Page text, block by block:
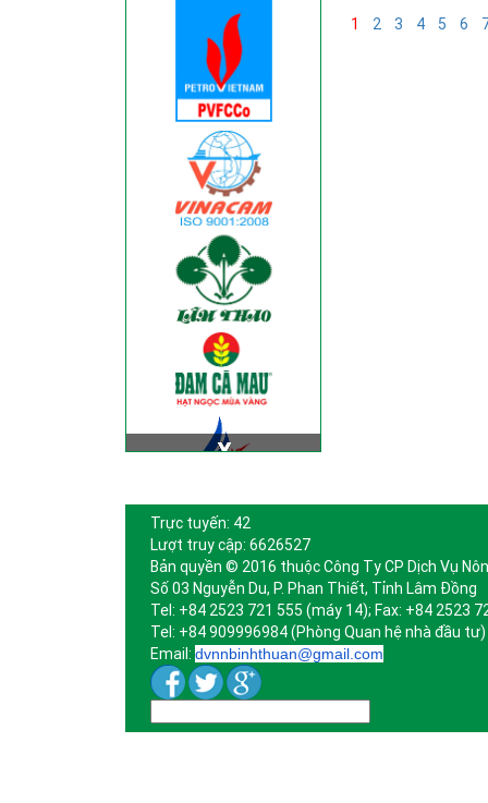
1
2 3 4 5 6
Trực tuyến: 42
Lượt truy cập: 6626527
Bản quyền © 2016 thuộc Công Ty CP Dịch Vụ
Số 03 Nguyễn Du, P. Phan Thiết, Tỉnh Lâm Đồng
Tel: +84 2523 721 555 (máy 14); Fax: +84 2523
Tel: +84 909996984 (Phòng Quan hệ nhà đầu tư)
Email: dvnnbinhthuan@gmail.com